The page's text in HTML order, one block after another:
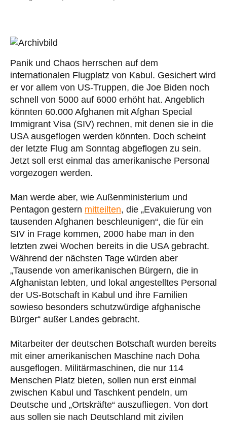
Panik und Chaos herrschen auf dem
internationalen Flugplatz von Kabul. Gesichert wird
er vor allem von US-Truppen, die Joe Biden noch
schnell von 5000 auf 6000 erhöht hat. Angeblich
könnten 60.000 Afghanen mit Afghan Special
Immigrant Visa (SIV) rechnen, mit denen sie in die
USA ausgeflogen werden könnten. Doch scheint
der letzte Flug am Sonntag abgeflogen zu sein.
Jetzt soll erst einmal das amerikanische Personal
vorgezogen werden.
Man werde aber, wie Außenministerium und
Pentagon gestern mitteilten, die „Evakuierung von
tausenden Afghanen beschleunigen“, die für ein
SIV in Frage kommen, 2000 habe man in den
letzten zwei Wochen bereits in die USA gebracht.
Während der nächsten Tage würden aber
„Tausende von amerikanischen Bürgern, die in
Afghanistan lebten, und lokal angestelltes Personal
der US-Botschaft in Kabul und ihre Familien
sowieso besonders schutzwürdige afghanische
Bürger“ außer Landes gebracht.
Mitarbeiter der deutschen Botschaft wurden bereits
mit einer amerikanischen Maschine nach Doha
ausgeflogen. Militärmaschinen, die nur 114
Menschen Platz bieten, sollen nun erst einmal
zwischen Kabul und Taschkent pendeln, um
Deutsche und „Ortskräfte“ auszufliegen. Von dort
aus sollen sie nach Deutschland mit zivilen